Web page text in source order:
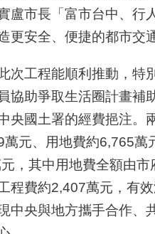
盧市長「富市台中、行
更安全、便捷的都市交
次工程能順利推動，特
協助爭取生活圈計畫補
央國土署的經費挹注。
萬元、用地費約6,765萬
，其中用地費全額由市
程費約2,407萬元，有
中央與地方攜手合作、